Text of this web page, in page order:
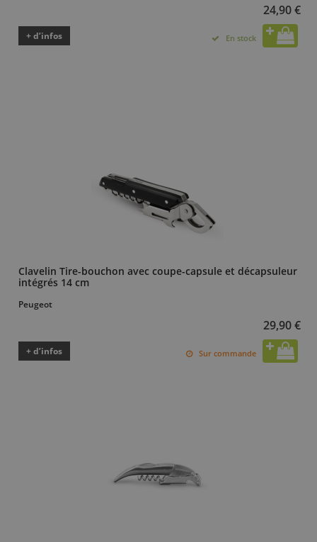
24,90 €
+ d’infos En stock
Clavelin Tire-bouchon avec coupe-capsule et décapsuleur
intégrés 14 cm
Peugeot
29,90 €
+ d’infos Sur commande